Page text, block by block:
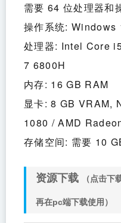
需要 64 位处理器和
操作系统:
处理器: Intel Core
7 6800H
内存: 16 GB RAM
显卡: 8 GB VRAM,
1080 / AMD
存储空间: 需要 10
资源下载 （点击下
再在pc端下载使用）